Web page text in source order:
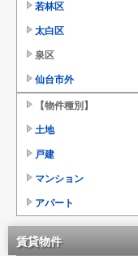
若林区
太白区
泉区
仙台市外
【物件種別】
土地
戸建
マンション
アパート
賃貸物件